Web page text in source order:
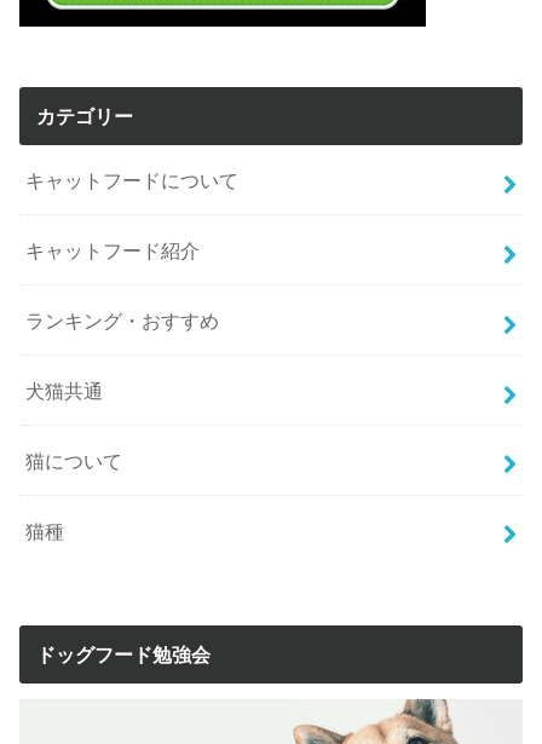
カテゴリー
キャットフードについて
キャットフード紹介
ランキング・おすすめ
犬猫共通
猫について
猫種
ドッグフード勉強会